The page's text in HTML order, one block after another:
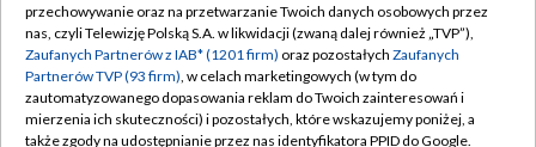
Abonament TVP
Emisja w TVP
Centrum informacji TVP
Naziemna Telewizja Cyfrowa
Regulamin TVP
Polityka prywatności
Moje zgody
Pomoc
przechowywanie oraz na przetwarzanie Twoich danych osobowych przez
nas, czyli Telewizję Polską S.A. w likwidacji (zwaną dalej również „TVP”),
Zaufanych Partnerów z IAB* (1201 firm) oraz pozostałych Zaufanych
Partnerów TVP (93 firm), w celach marketingowych (w tym do
zautomatyzowanego dopasowania reklam do Twoich zainteresowań i
mierzenia ich skuteczności) i pozostałych, które wskazujemy poniżej, a
także zgody na udostępnianie przez nas identyfikatora PPID do Google.